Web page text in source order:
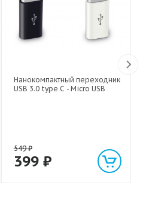
Нанокомпактный переходник
USB 3.0 type C - Micro USB
549₽
399 ₽